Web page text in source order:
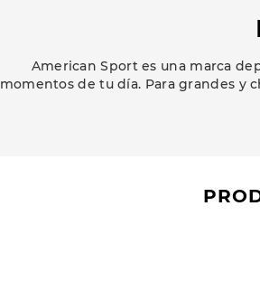
American Sport es una marca
momentos de tu día. Para grandes y